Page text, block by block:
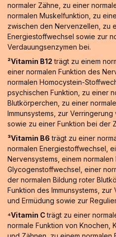
normaler Zähne, zu einer
normalen Muskelfunktion, zu
zwischen den Nervenzellen, zu
Energiestoffwechsel sowie zur
Verdauungsenzymen bei.
²Vitamin B12 trägt zu einem
einer normalen Funktion des
normalen Homocystein-
psychischen Funktion, zu einer
Blutkörperchen, zu einer
Immunsystems, zur
sowie zu einer Funktion bei der
³Vitamin B6 trägt zu einer
normalen Energiestoffwechsel,
Nervensystems, einem
Glycogenstoffwechsel, einer
der normalen Bildung roter
Funktion des Immunsystems,
und Ermüdung sowie zur
⁴Vitamin Cträgt zu einer
normale Funktion von Knochen,